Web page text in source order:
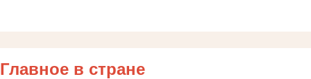
Главное в стране